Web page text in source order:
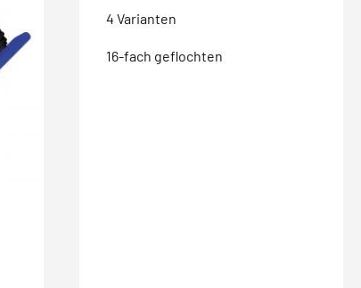
4 Varianten
16-fach geflochten